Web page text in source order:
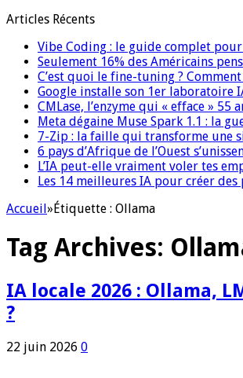
Articles Récents
Vibe Coding : le guide complet
Seulement 16% des Américains
C’est quoi le fine-tuning ?
Google installe son 1er laboratoire
CMLase, l’enzyme qui « efface »
Meta dégaine Muse Spark 1.1 : la
7-Zip : la faille qui transforme une
6 pays d’Afrique de l’Ouest
L’IA peut-elle vraiment voler tes
Les 14 meilleures IA pour créer
Accueil»Étiquette : Ollama
Tag Archives:
IA locale 2026 : Ollama,
?
22 juin 2026 0